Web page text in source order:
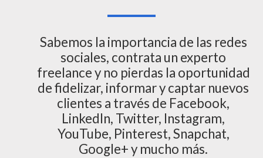
Sabemos la importancia de las redes
sociales, contrata un experto
freelance y no pierdas la oportunidad
de fidelizar, informar y captar nuevos
clientes a través de Facebook,
LinkedIn, Twitter, Instagram,
YouTube, Pinterest, Snapchat,
Google+ y mucho más.